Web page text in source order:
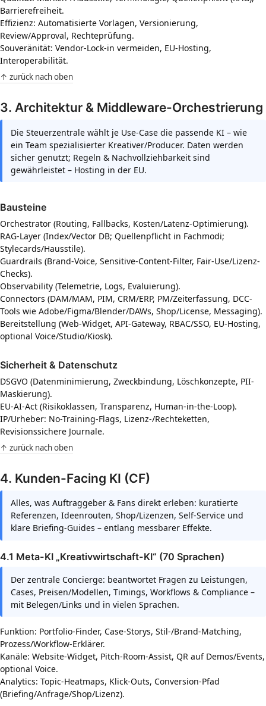
Barrierefreiheit.
Effizienz: Automatisierte Vorlagen, Versionierung,
Review/Approval, Rechteprüfung.
Souveränität: Vendor-Lock-in vermeiden, EU-Hosting,
Interoperabilität.
↑ zurück nach oben
3. Architektur & Middleware-Orchestrierung
Die Steuerzentrale wählt je Use-Case die passende KI – wie
ein Team spezialisierter Kreativer/Producer. Daten werden
sicher genutzt; Regeln & Nachvollziehbarkeit sind
gewährleistet – Hosting in der EU.
Bausteine
Orchestrator (Routing, Fallbacks, Kosten/Latenz-Optimierung).
RAG-Layer (Index/Vector DB; Quellenpflicht in Fachmodi;
Stylecards/Hausstile).
Guardrails (Brand-Voice, Sensitive-Content-Filter, Fair-Use/Lizenz-
Checks).
Observability (Telemetrie, Logs, Evaluierung).
Connectors (DAM/MAM, PIM, CRM/ERP, PM/Zeiterfassung, DCC-
Tools wie Adobe/Figma/Blender/DAWs, Shop/License, Messaging).
Bereitstellung (Web-Widget, API-Gateway, RBAC/SSO, EU-Hosting,
optional Voice/Studio/Kiosk).
Sicherheit & Datenschutz
DSGVO (Datenminimierung, Zweckbindung, Löschkonzepte, PII-
Maskierung).
EU-AI-Act (Risikoklassen, Transparenz, Human-in-the-Loop).
IP/Urheber: No-Training-Flags, Lizenz-/Rechteketten,
Revisionssichere Journale.
↑ zurück nach oben
4. Kunden-Facing KI (CF)
Alles, was Auftraggeber & Fans direkt erleben: kuratierte
Referenzen, Ideenrouten, Shop/Lizenzen, Self-Service und
klare Briefing-Guides – entlang messbarer Effekte.
4.1 Meta-KI „Kreativwirtschaft-KI“ (70 Sprachen)
Der zentrale Concierge: beantwortet Fragen zu Leistungen,
Cases, Preisen/Modellen, Timings, Workflows & Compliance –
mit Belegen/Links und in vielen Sprachen.
Funktion: Portfolio-Finder, Case-Storys, Stil-/Brand-Matching,
Prozess/Workflow-Erklärer.
Kanäle: Website-Widget, Pitch-Room-Assist, QR auf Demos/Events,
optional Voice.
Analytics: Topic-Heatmaps, Klick-Outs, Conversion-Pfad
(Briefing/Anfrage/Shop/Lizenz).